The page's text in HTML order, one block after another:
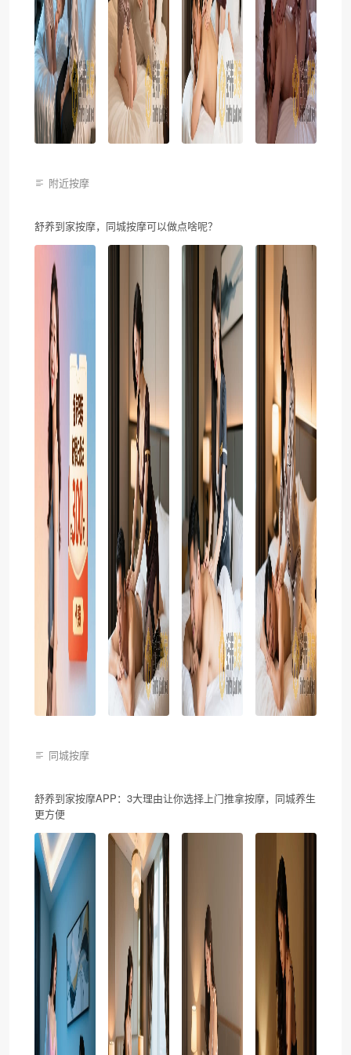
附近按摩
舒养到家按摩，同城按摩可以做点啥呢？
同城按摩
舒养到家按摩APP：3大理由让你选择上门推拿按摩，同城养生
更方便